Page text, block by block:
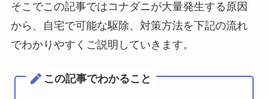
そこでこの記事ではコナダニが大量発生する原因
から、自宅で可能な駆除、対策方法を下記の流れ
でわかりやすくご説明していきます。
この記事でわかること